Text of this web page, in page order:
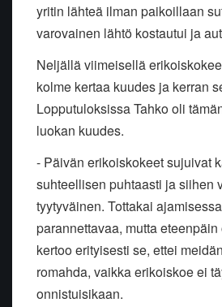
yritin lähteä ilman paikoillaan
varovainen lähtö kostautui ja
Neljällä viimeisellä
kolme kertaa kuudes ja kerran
Lopputuloksissa Tahko oli
luokan kuudes.
- Päivän erikoiskokeet sujuivat
suhteellisen puhtaasti ja siihen
tyytyväinen. Tottakai
parannettavaa, mutta
kertoo erityisesti se, ettei
romahda, vaikka erikoiskoe ei
onnistuisikaan.